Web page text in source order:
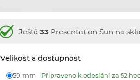
Ještě33 Presentation Sun na
Velikost a dostupnost
50 mm Připraveno k odeslání za 52